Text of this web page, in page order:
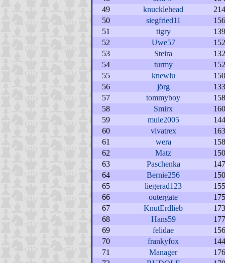
49
knucklehead
50
siegfried11
51
tigry
52
Uwe57
53
Steira
54
turmy
55
knewlu
56
jörg
57
tommyboy
58
Smirx
59
mule2005
60
vivatrex
61
wera
62
Matz
63
Paschenka
64
Bernie256
65
liegerad123
66
outergate
67
KnutErdlieb
68
Hans59
69
felidae
70
frankyfox
71
Manager